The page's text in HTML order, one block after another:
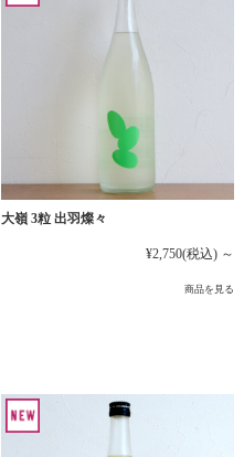
大嶺 3粒 出羽燦々
¥2,750(税込) ～
商品を見る